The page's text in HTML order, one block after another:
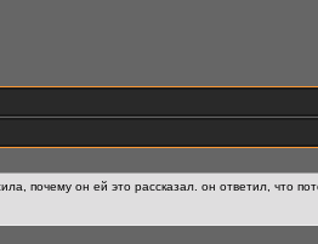
почему он ей это рассказал. он ответил, что